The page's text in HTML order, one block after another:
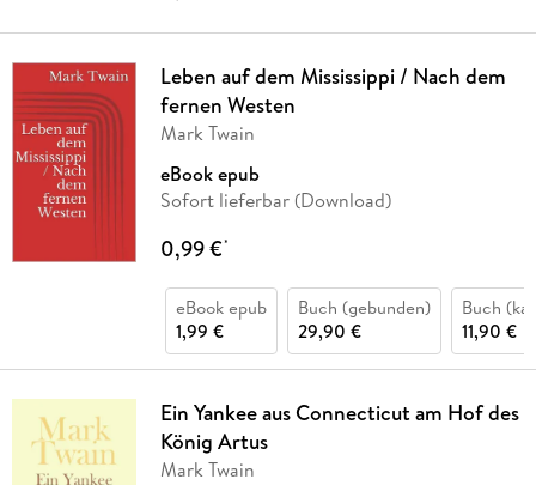
Leben auf dem Mississippi / Nach dem
fernen Westen
Mark Twain
eBook epub
Sofort lieferbar (Download)
0,99 €*
eBook epub
1,99 €
Buch (gebunden)
29,90 €
Buch
11,90 €
Ein Yankee aus Connecticut am Hof des
König Artus
Mark Twain